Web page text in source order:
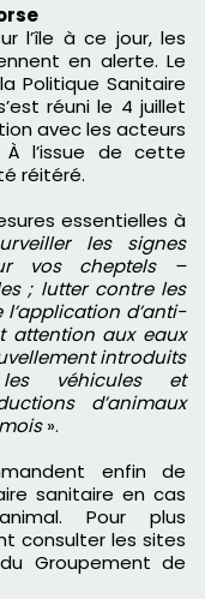
l’île à ce jour, les
en alerte. Le
Politique Sanitaire
réuni le 4 juillet
avec les acteurs
À l’issue de cette
réitéré.
essentielles à
les signes
vos cheptels –
; lutter contre les
d’anti-
attention aux eaux
introduits
véhicules et
d’animaux
».
enfin de
sanitaire en cas
Pour plus
consulter les sites
Groupement de